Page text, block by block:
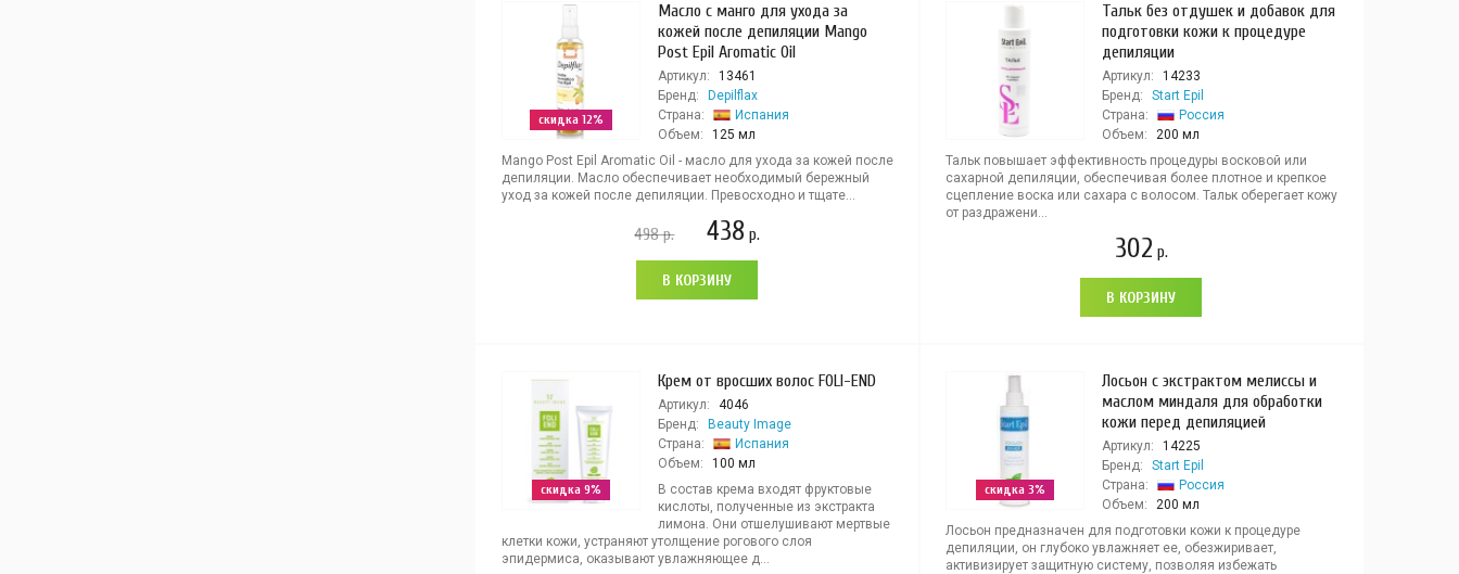
скидка 12%
Масло с манго для ухода за
кожей после депиляции Mango
Post Epil Aromatic Oil
Артикул:
13461
Бренд:
Depilflax
Страна:
Испания
Объем:
125 мл
Mango Post Epil Aromatic Oil - масло для ухода за кожей после
депиляции. Масло обеспечивает необходимый бережный
уход за кожей после депиляции. Превосходно и тщате...
498р. 438 р.
В КОРЗИНУ
Тальк без отдушек и добавок для
подготовки кожи к процедуре
депиляции
Артикул:
14233
Бренд:
Start Epil
Страна:
Россия
Объем:
200 мл
Тальк повышает эффективность процедуры восковой или
сахарной депиляции, обеспечивая более плотное и крепкое
сцепление воска или сахара с волосом. Тальк оберегает кожу
от раздражени...
302 р.
В КОРЗИНУ
скидка 9%
Крем от вросших волос FOLI-END
Артикул:
4046
Бренд:
Beauty Image
Страна:
Испания
Объем:
100 мл
В состав крема входят фруктовые
кислоты, полученные из экстракта
лимона. Они отшелушивают мертвые
клетки кожи, устраняют утолщение рогового слоя
эпидермиса, оказывают увлажняющее д...
скидка 3%
Лосьон с экстрактом мелиссы и
маслом миндаля для обработки
кожи перед депиляцией
Артикул:
14225
Бренд:
Start Epil
Страна:
Россия
Объем:
200 мл
Лосьон предназначен для подготовки кожи к процедуре
депиляции, он глубоко увлажняет ее, обезжиривает,
активизирует защитную систему, позволяя избежать